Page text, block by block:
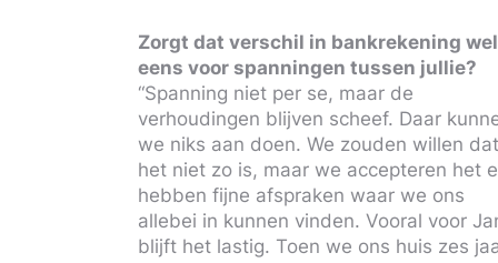
Zorgt dat verschil in bankrekening wel
eens voor spanningen tussen jullie?
“Spanning niet per se, maar de
verhoudingen blijven scheef. Daar
we niks aan doen. We zouden willen dat
het niet zo is, maar we accepteren het
hebben fijne afspraken waar we ons
allebei in kunnen vinden. Vooral voor
blijft het lastig. Toen we ons huis zes